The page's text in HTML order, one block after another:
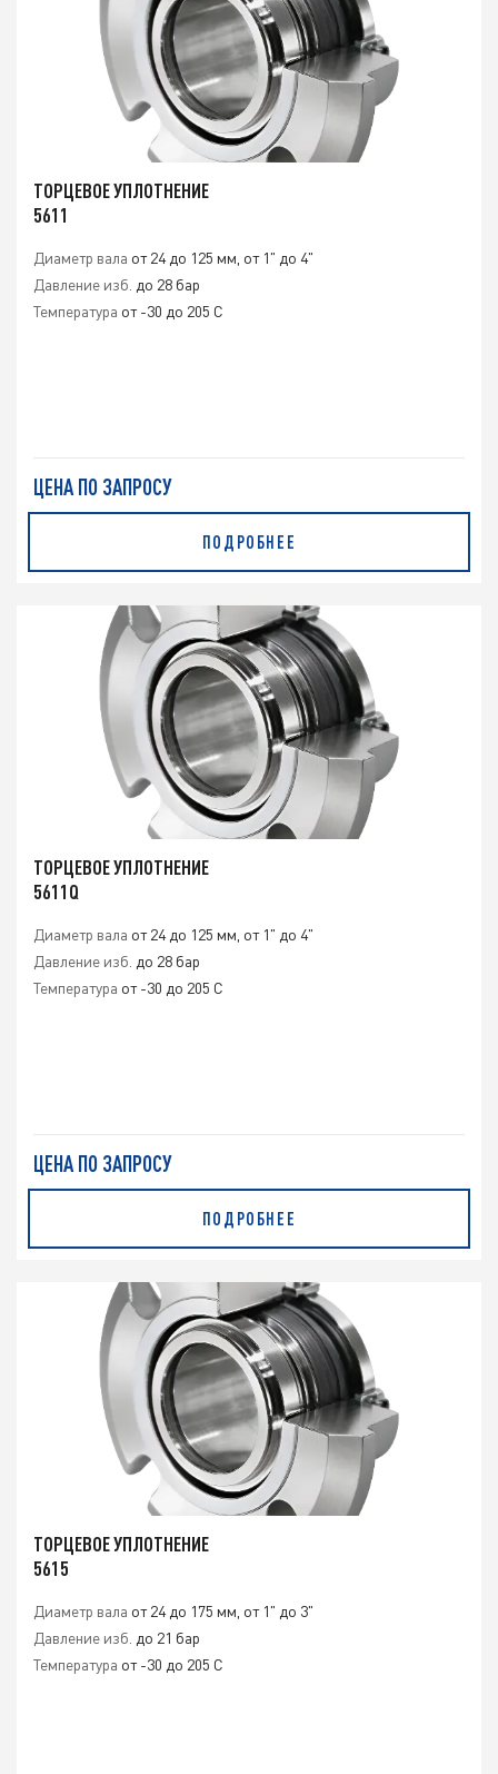
ТОРЦЕВОЕ УПЛОТНЕНИЕ
5611
Диаметр вала от 24 до 125 мм, от 1" до 4"
Давление изб. до 28 бар
Температура от -30 до 205 C
ЦЕНА ПО ЗАПРОСУ
ПОДРОБНЕЕ
ТОРЦЕВОЕ УПЛОТНЕНИЕ
5611Q
Диаметр вала от 24 до 125 мм, от 1" до 4"
Давление изб. до 28 бар
Температура от -30 до 205 C
ЦЕНА ПО ЗАПРОСУ
ПОДРОБНЕЕ
ТОРЦЕВОЕ УПЛОТНЕНИЕ
5615
Диаметр вала от 24 до 175 мм, от 1" до 3"
Давление изб. до 21 бар
Температура от -30 до 205 C